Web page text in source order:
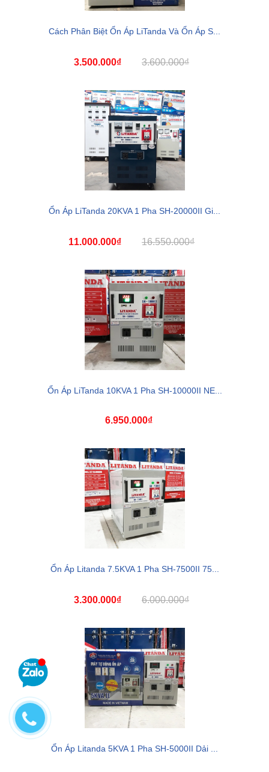
Cách Phân Biệt Ổn Áp LiTanda Và Ổn Áp S...
3.500.000₫ 3.600.000₫
Ổn Áp LiTanda 20KVA 1 Pha SH-20000II Gi...
11.000.000₫ 16.550.000₫
Ổn Áp LiTanda 10KVA 1 Pha SH-10000II NE...
6.950.000₫
Ổn Áp Litanda 7.5KVA 1 Pha SH-7500II 75...
3.300.000₫ 6.000.000₫
Ổn Áp Litanda 5KVA 1 Pha SH-5000II Dải ...